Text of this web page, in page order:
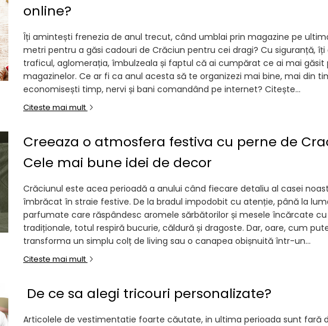
online?
Îți amintești frenezia de anul trecut, când umblai prin magazine pe
metri pentru a găsi cadouri de Crăciun pentru cei dragi? Cu siguranță,
traficul, aglomerația, îmbulzeala și faptul că ai cumpărat ce ai mai găsit
magazinelor. Ce ar fi ca anul acesta să te organizezi mai bine, mai din
economisești timp, nervi și bani comandând pe internet? Citește...
Citeste mai mult
Creeaza o atmosfera festiva cu perne de
Cele mai bune idei de decor
Crăciunul este acea perioadă a anului când fiecare detaliu al casei
îmbrăcat în straie festive. De la bradul impodobit cu atenție, până la
parfumate care răspândesc aromele sărbătorilor și mesele încărcate
tradiționale, totul respiră bucurie, căldură și dragoste. Dar, oare, cum
transforma un simplu colț de living sau o canapea obișnuită într-un...
Citeste mai mult
De ce sa alegi tricouri personalizate?
Articolele de vestimentatie foarte căutate, in ultima perioada sunt fară